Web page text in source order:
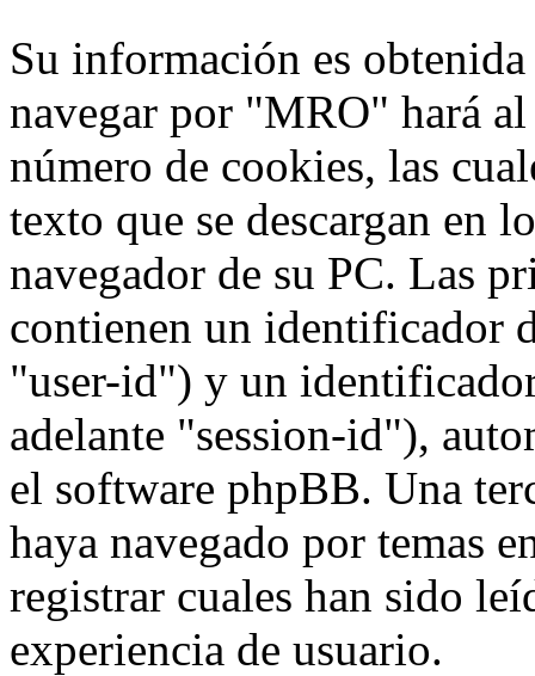
Su información es
navegar por "MRO" hará
número de cookies, las
texto que se descargan en
navegador de su PC. Las
contienen un identificador
"user-id") y un
adelante "session-id"),
el software phpBB. Una
haya navegado por temas
registrar cuales han sido
experiencia de usuario.